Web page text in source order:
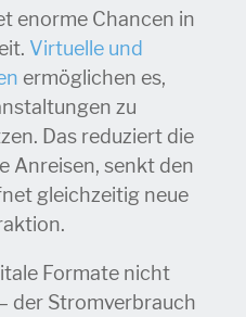
enorme Chancen in
Virtuelle und
ermöglichen es,
zu
Das reduziert die
Anreisen, senkt den
gleichzeitig neue
Formate nicht
der Stromverbrauch